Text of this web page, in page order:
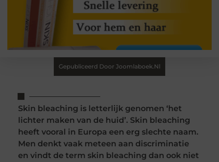
Gepubliceerd Door Joomlaboek.nl
Skin bleaching is letterlijk genomen ‘het
lichter maken van de huid’. Skin bleaching
heeft vooral in Europa een erg slechte naam.
Men denkt vaak meteen aan discriminatie
en vindt de term skin bleaching dan ook niet